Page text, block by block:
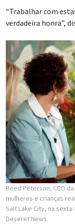
“Trabalhar com
verdadeira honra”,
Reed Peterson, CEO
mulheres e crianças
Salt Lake City, na
Deseret News